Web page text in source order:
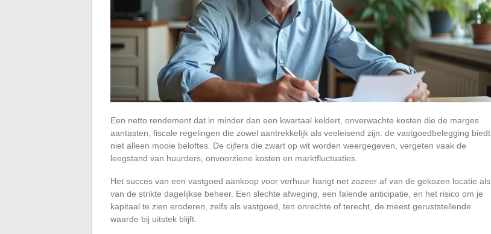
Een netto rendement dat in minder dan een kwartaal keldert, onverwachte kosten die de marges
aantasten, fiscale regelingen die zowel aantrekkelijk als veeleisend zijn: de vastgoedbelegging biedt
niet alleen mooie beloftes. De cijfers die zwart op wit worden weergegeven, vergeten vaak de
leegstand van huurders, onvoorziene kosten en marktfluctuaties.
Het succes van een vastgoed aankoop voor verhuur hangt net zozeer af van de gekozen locatie als
van de strikte dagelijkse beheer. Een slechte afweging, een falende anticipatie, en het risico om je
kapitaal te zien eroderen, zelfs als vastgoed, ten onrechte of terecht, de meest geruststellende
waarde bij uitstek blijft.